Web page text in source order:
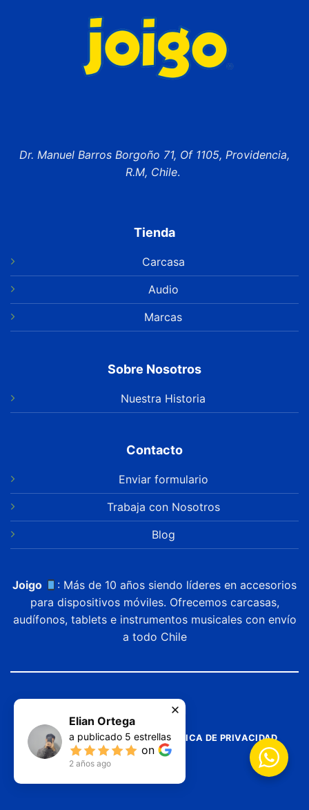
Dr. Manuel Barros Borgoño 71, Of 1105, Providencia,
R.M, Chile.
Tienda
Carcasa
Audio
Marcas
Sobre Nosotros
Nuestra Historia
Contacto
Enviar formulario
Trabaja con Nosotros
Blog
Joigo
: Más de 10 años siendo líderes en accesorios
para dispositivos móviles. Ofrecemos carcasas,
audífonos, tablets e instrumentos musicales con envío
a todo Chile
TERMINOS Y SERVICIOS POLITICA DE PRIVACIDAD
Elian Ortega
a publicado 5 estrellas
on
2 años ago